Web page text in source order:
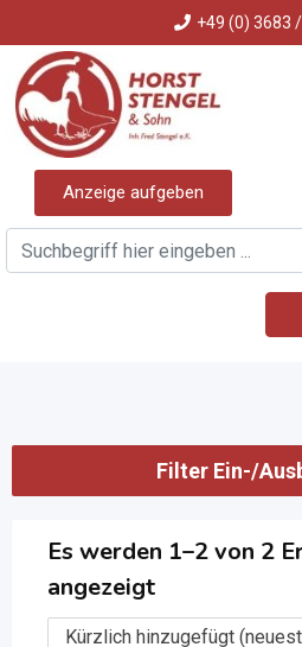
+49 (0) 3683
Anzeige aufgeben
Filter Ein-/
Es werden 1–2 von 2
angezeigt